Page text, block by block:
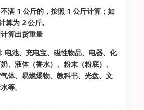
满 1 公斤的，按照 1 公斤计算；如
算为 2 公斤。
算出货重量
电池、充电宝、磁性物品、电器、化
、液体（香水）、粉末（粉底）、
体、易燃爆物、教科书、光盘、文
等。